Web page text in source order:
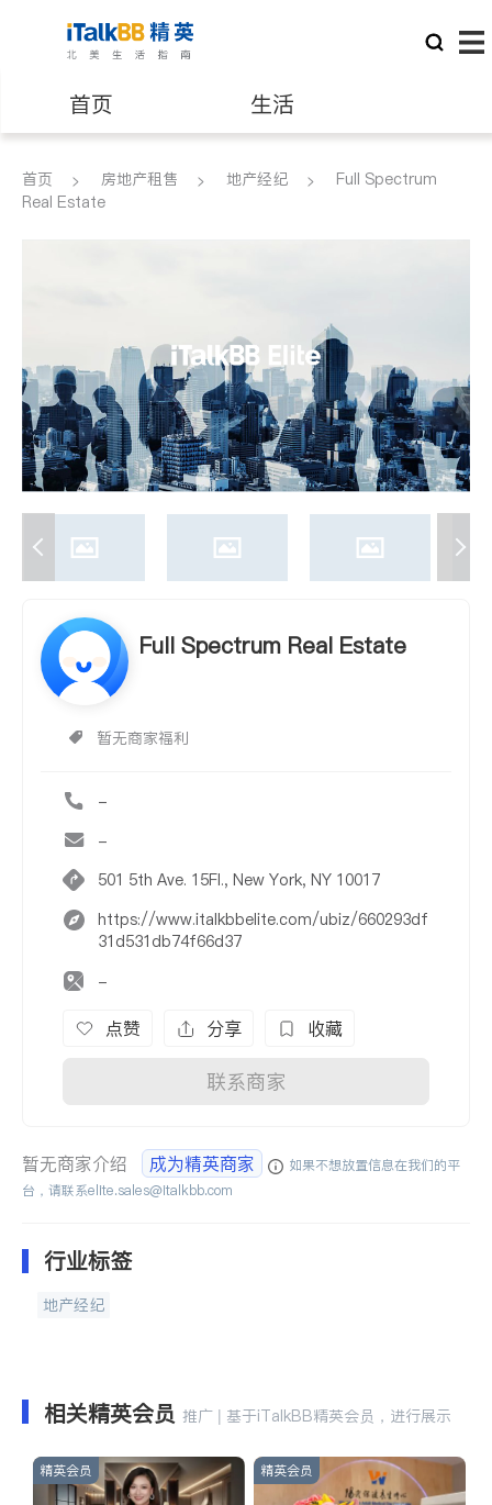
首页 生活
医生 律师
养老 非盈利组织
首页 房地产租售 地产经纪
Full Spectrum
Real Estate
Full Spectrum Real Estate
暂无商家福利
-
-
501 5th Ave. 15Fl., New York, NY 10017
https://www.italkbbelite.com/ubiz/660293df
31d531db74f66d37
-
点赞 分享 收藏
联系商家
暂无商家介绍 成为精英商家
如果不想放置信息在我们的平
台，请联系elite.sales@italkbb.com
行业标签
地产经纪
相关精英会员 推广 | 基于iTalkBB精英会员，进行展示
精英会员 精英会员